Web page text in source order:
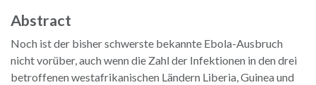
Abstract
Noch ist der bisher schwerste bekannte Ebola-Ausbruch
nicht vorüber, auch wenn die Zahl der Infektionen in den drei
betroffenen westafrikanischen Ländern Liberia, Guinea und